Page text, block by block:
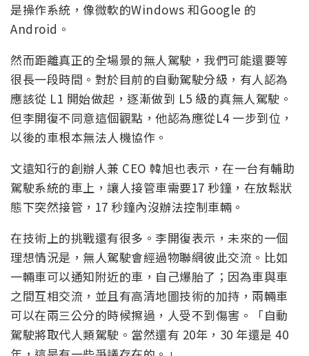
是操作系統，像微軟的Windows 和Google 的
Android。
然而距離真正的全場景的無人駕駛，我們可能還要等
很長一段時間。對於目前的自動駕駛分級，有人認為
應該從 L1 開始做起，逐漸做到 L5 級的真無人駕駛。
但李開復不同意這個觀點，他認為應從L4 一步到位，
以後的車根本無法人機協作。
文遠知行的創辦人兼 CEO 韓旭也表示，在一台有輔助
駕駛系統的車上，讓人接管車需要17 秒鐘，在放鬆狀
態下突然接管，17 秒鐘內沒辦法控制車輛。
在技術上的挑戰還有很多。李開復表示，未來的一個
理想情況是，無人駕駛會經過物聯網彼此交流。比如
一輛車可以通知附近的車，自己爆胎了；因為車與車
之間互相交流，並且有高清地圖技術的加持，兩輛車
可以在兩三公分的時候擦過，人受不到傷害。「自動
駕駛將取代人類駕駛。當然還有 20年，30 年還是 40